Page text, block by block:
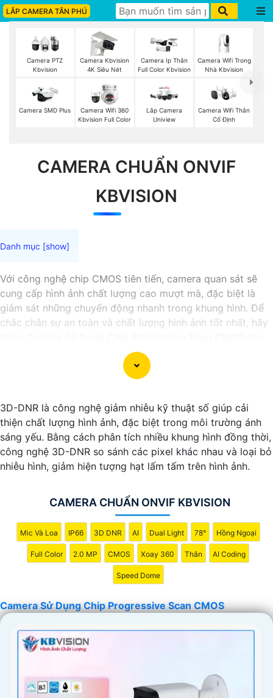
LẮP CAMERA TÂN PHÚ
Camera PTZ
Kbvision
Camera Kbvision
4K Siêu Nét
Camera Ip Thân
Full Color Kbvision
Camera Wifi Trong
Nhà Kbvision
Camera SMD Plus
Camera Wifi 360
Kbvision Full Color
Lắp Camera
Uniview
Camera Wifi Thân
Cố Định
CAMERA CHUẨN ONVIF
KBVISION
Với công nghệ chip CMOS tiên tiến, camera quan sát sẽ
cung cấp hình ảnh chất lượng cao mượt mà, đặc biệt là
giám sát những chuyển động nhanh trong khung hình. Để
chắc chắn sự an toàn và chất lượng hình ảnh tốt nhất, hãy
hệ thống giám sát của bạn dưới đây nhé!
3D-DNR là công nghệ giảm nhiễu kỹ thuật số giúp cải
thiện chất lượng hình ảnh, đặc biệt trong môi trường ánh
sáng yếu. Bằng cách phân tích nhiều khung hình đồng thời,
công nghệ 3D-DNR so sánh các pixel khác nhau và loại bỏ
nhiễu hình, giảm hiện tượng hạt lấm tấm trên hình ảnh.
CAMERA CHUẨN ONVIF KBVISION
Mic Và Loa IP66 3D DNR AI Dual Light 78° Hồng Ngoại
Full Color 2.0 MP CMOS Xoay 360 Thân AI Coding
Speed Dome
Camera Sử Dụng Chip Progressive Scan CMOS